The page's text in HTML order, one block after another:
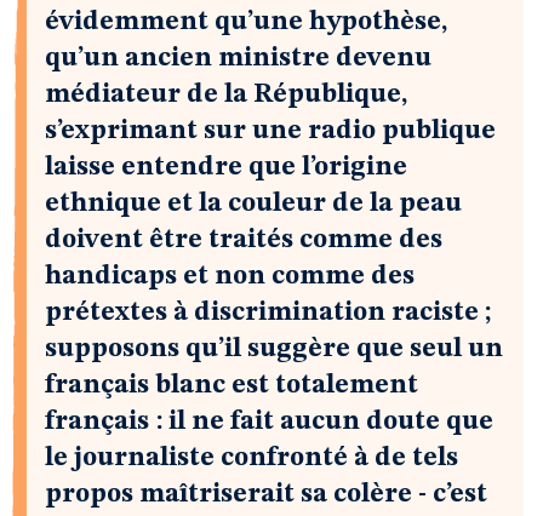
évidemment qu’une hypothèse,
qu’un ancien ministre devenu
médiateur de la République,
s’exprimant sur une radio publique
laisse entendre que l’origine
ethnique et la couleur de la peau
doivent être traités comme des
handicaps et non comme des
prétextes à discrimination raciste ;
supposons qu’il suggère que seul un
français blanc est totalement
français : il ne fait aucun doute que
le journaliste confronté à de tels
propos maîtriserait sa colère - c’est